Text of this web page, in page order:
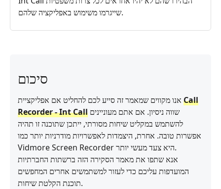
שייגרמו משימוש באפליקציה שלהם.
סיכום
Call
Recorder - Int Call
להשתמש במקליט שיחות מסורתי, ייתכן שתוכנה זו תהיה
אפשרות טובה. אחרת, היצמדות לאפשרויות מודרניות יותר כמו
Vidmore Screen Recorder היא צעד מעשי יותר.
אנא שתפו את מאמר הסקירה הזה ברשתות החברתיות
המועדפות עליכם כדי לעזור למשתמשים אחרים המחפשים
תוכנת הקלטת שיחות.